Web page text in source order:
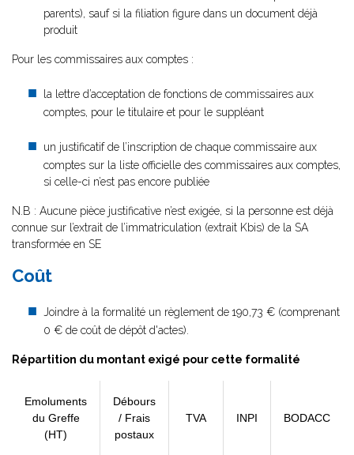
parents), sauf si la filiation figure dans un document déjà
produit
Pour les commissaires aux comptes :
la lettre d’acceptation de fonctions de commissaires aux
comptes, pour le titulaire et pour le suppléant
un justificatif de l’inscription de chaque commissaire aux
comptes sur la liste officielle des commissaires aux comptes,
si celle-ci n’est pas encore publiée
N.B : Aucune pièce justificative n’est exigée, si la personne est déjà
connue sur l’extrait de l’immatriculation (extrait Kbis) de la SA
transformée en SE
Coût
Joindre à la formalité un règlement de190,73 € (comprenant
0 € de coût de dépôt d'actes).
Répartition du montant exigé pour cette formalité
Emoluments
du Greffe
(HT)
Débours
/ Frais
postaux
TVA INPI BODACC